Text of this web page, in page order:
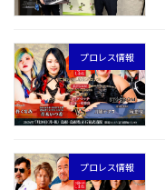
プロレス情報
プロレス情報